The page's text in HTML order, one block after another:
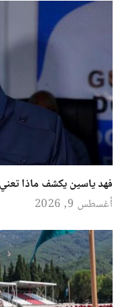
فهد ياسين يكشف ماذا
أغسطس 9, 2026